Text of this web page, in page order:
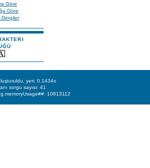
Göre
Göre
Dergiler
yeri: 0.1434s
sorgu sayısı: 41
10813112